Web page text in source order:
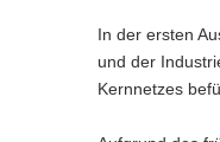
In der ersten
und der
Kernnetzes